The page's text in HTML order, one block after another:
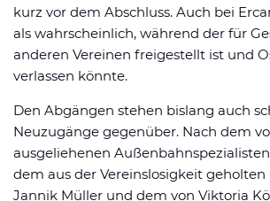
kurz vor dem Abschluss. Auch bei
als wahrscheinlich, während der für
anderen Vereinen freigestellt ist und
verlassen könnte.
Den Abgängen stehen bislang auch
Neuzugänge gegenüber. Nach dem
ausgeliehenen
dem aus der Vereinslosigkeit
Jannik Müller und dem von Viktoria